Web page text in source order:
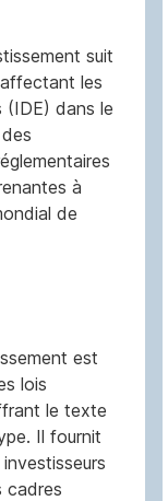
suit
les
(IDE) dans le
à
de
est
lois
le texte
Il fournit
cadres